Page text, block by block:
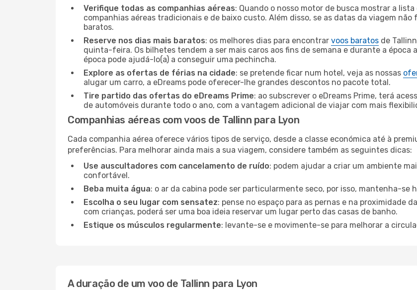
Verifique todas as companhias aéreas: Quando o nosso motor de busca mostrar a
companhias aéreas tradicionais e de baixo custo. Além disso, se as datas da viagem
baratos.
Reserve nos dias mais baratos: os melhores dias para encontrar voos baratos de
quinta-feira. Os bilhetes tendem a ser mais caros aos fins de semana e durante a época
época pode ajudá-lo(a) a conseguir uma pechincha.
Explore as ofertas de férias na cidade: se pretende ficar num hotel, veja as nossas
alugar um carro, a eDreams pode oferecer-lhe grandes descontos no pacote total.
Tire partido das ofertas do eDreams Prime: ao subscrever o eDreams Prime, terá
de automóveis durante todo o ano, com a vantagem adicional de viajar com mais
Companhias aéreas com voos de Tallinn para Lyon
Cada companhia aérea oferece vários tipos de serviço, desde a classe económica até à
preferências. Para melhorar ainda mais a sua viagem, considere também as seguintes dicas:
Use auscultadores com cancelamento de ruído: podem ajudar a criar um ambiente
confortável.
Beba muita água: o ar da cabina pode ser particularmente seco, por isso, mantenha-se
Escolha o seu lugar com sensatez: pense no espaço para as pernas e na proximidade
com crianças, poderá ser uma boa ideia reservar um lugar perto das casas de banho.
Estique os músculos regularmente: levante-se e movimente-se para melhorar a
A duração de um voo de Tallinn para Lyon